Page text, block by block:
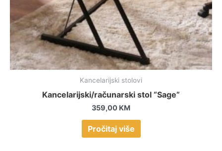
Kancelarijski stolovi
Kancelarijski/računarski stol “Sage”
359,00 KM
Pročitaj više